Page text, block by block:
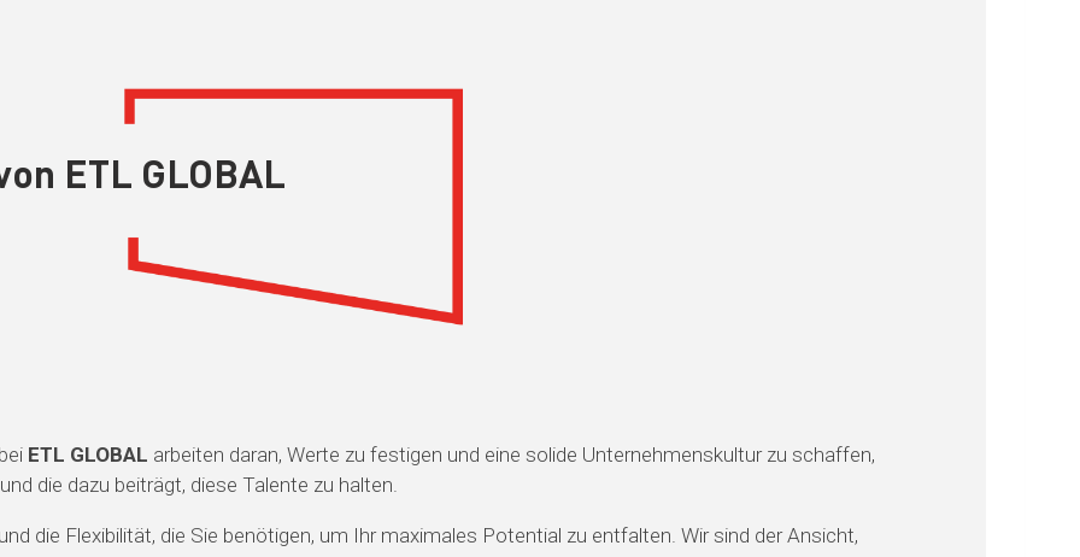
ETL GLOBAL
ETL GLOBAL arbeiten daran, Werte zu festigen und eine solide Unternehmenskultur zu schaffen,
die dazu beiträgt, diese Talente zu halten.
die Flexibilität, die Sie benötigen, um Ihr maximales Potential zu entfalten. Wir sind der Ansicht,